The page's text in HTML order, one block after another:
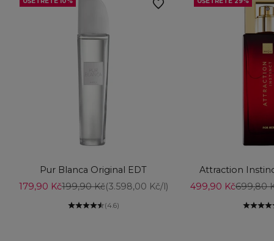
Pur Blanca Original EDT
Prodejní cena
179,90 KčBěžná cena
199,90 Kč(3.598,00 Kč/l)
(4.6)
Attraction
Prodejní cena
499,90 KčBěžná
699,80